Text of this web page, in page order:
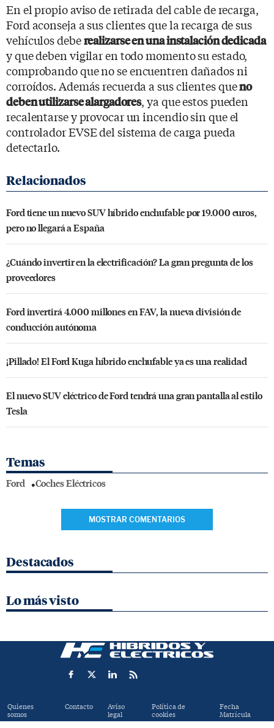
En el propio aviso de retirada del cable de recarga,
Ford aconseja a sus clientes que la recarga de sus
vehículos deberealizarse en una instalación dedicada
y que deben vigilar en todo momento su estado,
comprobando que no se encuentren dañados ni
corroídos. Además recuerda a sus clientes queno
deben utilizarse alargadores, ya que estos pueden
recalentarse y provocar un incendio sin que el
controlador EVSE del sistema de carga pueda
detectarlo.
Ford tiene un nuevo SUV híbrido enchufable por 19.000 euros,
pero no llegará a España
¿Cuándo invertir en la electrificación? La gran pregunta de los
proveedores
Ford invertirá 4.000 millones en FAV, la nueva división de
conducción autónoma
¡Pillado! El Ford Kuga híbrido enchufable ya es una realidad
El nuevo SUV eléctrico de Ford tendrá una gran pantalla al estilo
Tesla
Temas
Ford Coches Eléctricos
MOSTRAR COMENTARIOS
Destacados
Lo más visto
Quienes
somos
Contacto Aviso
legal
Política de
cookies
Fecha
Matrícula